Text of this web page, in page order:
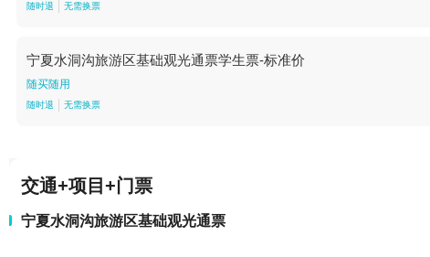
随时退 无需换票
宁夏水洞沟旅游区基础观光通票学生票-标准价
随买随用
随时退 无需换票
交通+项目+门票
宁夏水洞沟旅游区基础观光通票